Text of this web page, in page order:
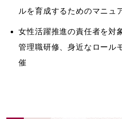
ルを育成するためのマニュ
女性活躍推進の責任者を対
管理職研修、身近なロール
催